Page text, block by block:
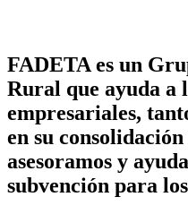
FADETA es un
Rural que ayuda a
empresariales,
en su
asesoramos y
subvención para